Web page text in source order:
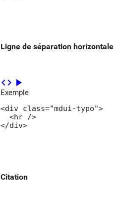
Ligne de séparation horizontale
code play_arrow
Exemple
<div class="mdui-typo">
  <hr />
</div>
Citation